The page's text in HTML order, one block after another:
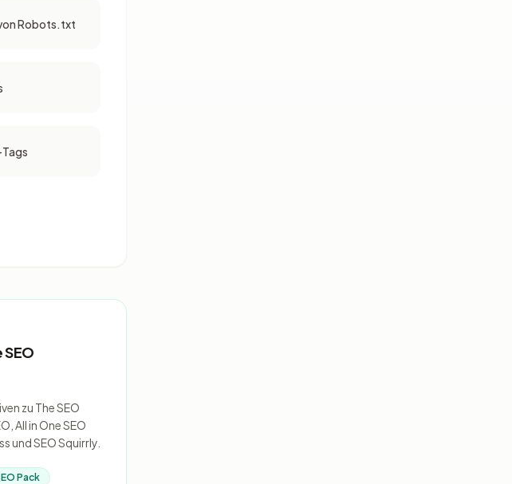
Robots.txt
zu The SEO
All in One SEO
und SEO Squirrly.
Pack